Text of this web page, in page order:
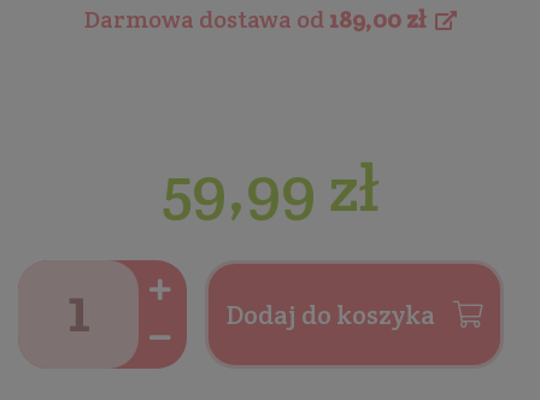
Darmowa dostawa od189,00 zł
59,99 zł
Dodaj do koszyka